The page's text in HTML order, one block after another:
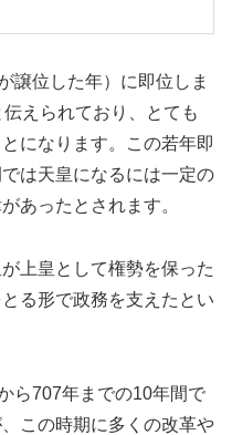
譲位した年）に即位しま
えられており、とても
になります。この若年即
は天皇になるには一定の
あったとされます。
上皇として権勢を保った
る形で政務を支えたとい
ら707年までの10年間で
この時期に多くの改革や